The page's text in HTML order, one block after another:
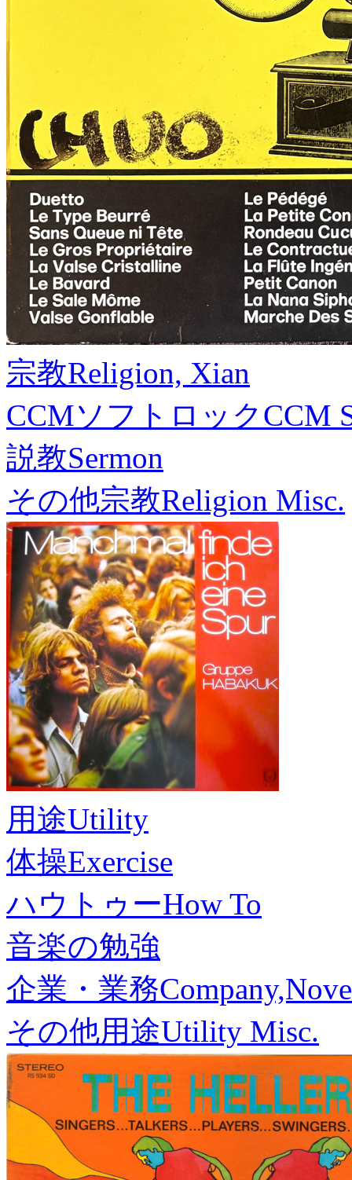
宗教Religion, Xian
CCMソフトロックCCM
説教Sermon
その他宗教Religion Misc.
用途Utility
体操Exercise
ハウトゥーHow To
音楽の勉強
企業・業務
その他用途Utility Misc.